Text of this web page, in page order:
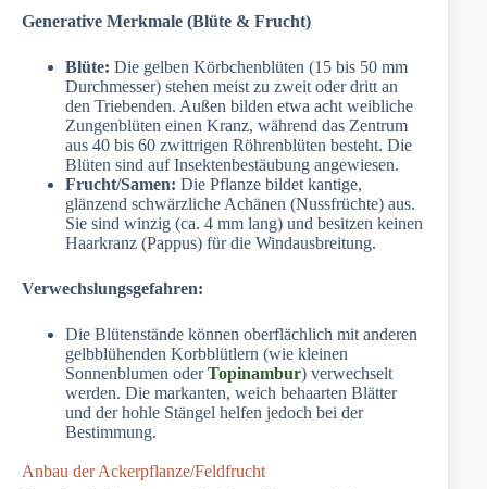
Generative Merkmale (Blüte & Frucht)
Blüte: Die gelben Körbchenblüten (15 bis 50 mm
Durchmesser) stehen meist zu zweit oder dritt an
den Triebenden. Außen bilden etwa acht weibliche
Zungenblüten einen Kranz, während das Zentrum
aus 40 bis 60 zwittrigen Röhrenblüten besteht. Die
Blüten sind auf Insektenbestäubung angewiesen.
Frucht/Samen: Die Pflanze bildet kantige,
glänzend schwärzliche Achänen (Nussfrüchte) aus.
Sie sind winzig (ca. 4 mm lang) und besitzen keinen
Haarkranz (Pappus) für die Windausbreitung.
Verwechslungsgefahren:
Die Blütenstände können oberflächlich mit anderen
gelbblühenden Korbblütlern (wie kleinen
Sonnenblumen oderTopinambur) verwechselt
werden. Die markanten, weich behaarten Blätter
und der hohle Stängel helfen jedoch bei der
Bestimmung.
Anbau der Ackerpflanze/Feldfrucht